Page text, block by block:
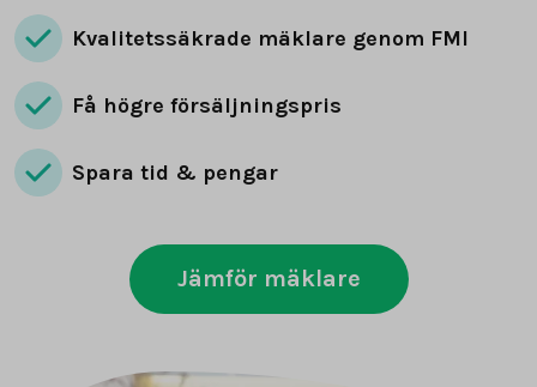
Kvalitetssäkrade mäklare genom FMI
Få högre försäljningspris
Spara tid & pengar
Jämför mäklare